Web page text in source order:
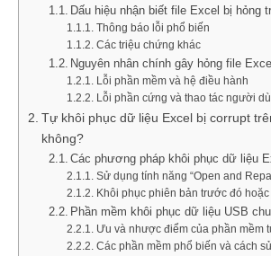
Dấu hiệu nhận biết file Excel bị hỏng
Thông báo lỗi phổ biến
Các triệu chứng khác
Nguyên nhân chính gây hỏng file
Lỗi phần mềm và hệ điều hành
Lỗi phần cứng và thao tác người
Tự khôi phục dữ liệu Excel bị corrupt
không?
Các phương pháp khôi phục dữ liệu
Sử dụng tính năng “Open and
Khôi phục phiên bản trước đó hoặc
Phần mềm khôi phục dữ liệu USB
Ưu và nhược điểm của phần mềm
Các phần mềm phổ biến và cách